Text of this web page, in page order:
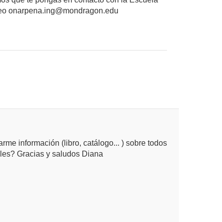
onarpena.ing@mondragon.edu
información (libro, catálogo... ) sobre todos
Gracias y saludos Diana